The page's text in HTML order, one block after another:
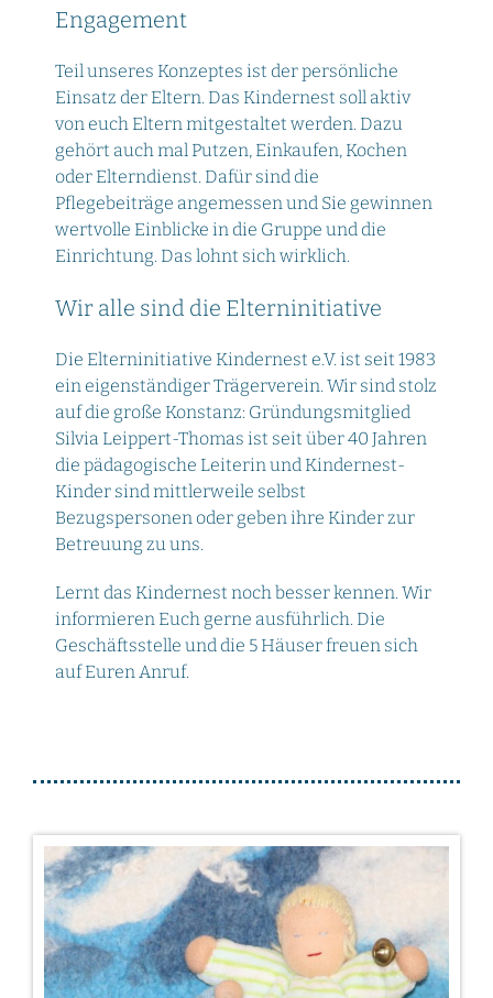
Engagement
Teil unseres Konzeptes ist der persönliche
Einsatz der Eltern. Das Kindernest soll aktiv
von euch Eltern mitgestaltet werden. Dazu
gehört auch mal Putzen, Einkaufen, Kochen
oder Elterndienst. Dafür sind die
Pflegebeiträge angemessen und Sie gewinnen
wertvolle Einblicke in die Gruppe und die
Einrichtung. Das lohnt sich wirklich.
Wir alle sind die Elterninitiative
Die Elterninitiative Kindernest e.V. ist seit 1983
ein eigenständiger Trägerverein. Wir sind stolz
auf die große Konstanz: Gründungsmitglied
Silvia Leippert-Thomas ist seit über 40 Jahren
die pädagogische Leiterin und Kindernest-
Kinder sind mittlerweile selbst
Bezugspersonen oder geben ihre Kinder zur
Betreuung zu uns.
Lernt das Kindernest noch besser kennen. Wir
informieren Euch gerne ausführlich. Die
Geschäftsstelle und die 5 Häuser freuen sich
auf Euren Anruf.